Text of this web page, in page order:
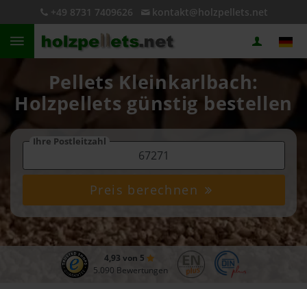
+49 8731 7409626 kontakt@holzpellets.net
Pellets Kleinkarlbach:
Holzpellets günstig bestellen
Ihre Postleitzahl
Preis berechnen
4,93 von 5
5.090 Bewertungen